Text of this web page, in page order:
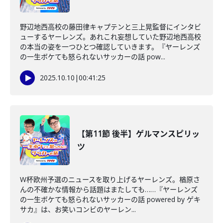
野辺地西高校の藤田律キャプテンと三上晃監督にインタビ
ューするヤーレンズ。あれこれ妄想していた野辺地西高校
の本当の姿を一つひとつ確認していきます。『ヤーレンズ
の一生ボケても怒られないサッカーの話 pow...
2025.10.10 |00:41:25
【第11節 後半】ゲルマンスピリッ
ツ
W杯欧州予選のニュースを取り上げるヤーレンズ。楢原さ
んの不確かな情報から話題はまたしても……『ヤーレンズ
の一生ボケても怒られないサッカーの話 powered by ゲキ
サカ』は、お笑いコンビのヤーレン...